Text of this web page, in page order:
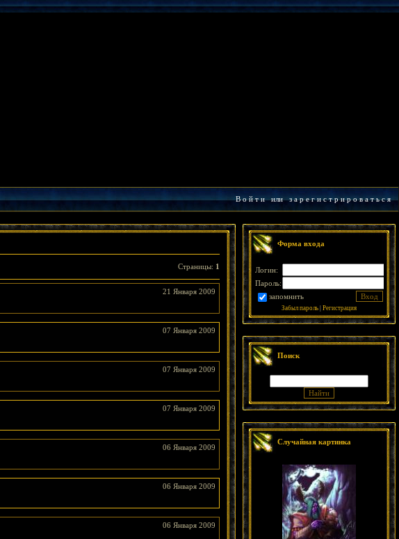
В о й т иилиз а р е г и с т р и р о в а т ь с я
Страницы: 1
21 Января 2009
07 Января 2009
07 Января 2009
07 Января 2009
06 Января 2009
06 Января 2009
06 Января 2009
Форма входа
Логин:
Пароль:
запомнить
Забыл пароль Регистрация
Поиск
Случайная картинка